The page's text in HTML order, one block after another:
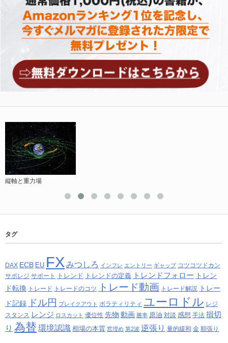
縦軸と重力場
タグ
DAX ECB EU FX みつしろ インフレ エントリー ギャップ コツコツドカン
サポレジ サポート トレンド トレンドの定義 トレンドフォロー トレン
ド転換 トレード トレードのコツ トレード動画 トレード解説
トレー
ド記録 ドル円 ブレイクアウト ボラティリティ ユーロドル レジ
スタンス レンジ ロスカット 優位性 先物 動画 勝率 原油 対談 感想 手法 損切
り 為替 環境認識 相場の本質 窓埋め 第2波 逆張り 量的緩和 金 順張り